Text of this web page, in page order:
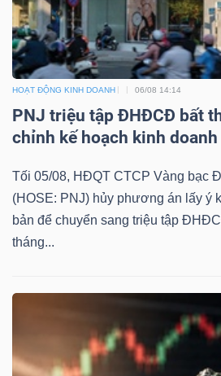
HOẠT ĐỘNG KINH DOANH 06/08 14:14
PNJ triệu tập ĐHĐCĐ bất
chỉnh kế hoạch kinh doanh
Tối 05/08, HĐQT CTCP Vàng bạc
(HOSE: PNJ) hủy phương án lấy ý
bản để chuyển sang triệu tập
tháng...